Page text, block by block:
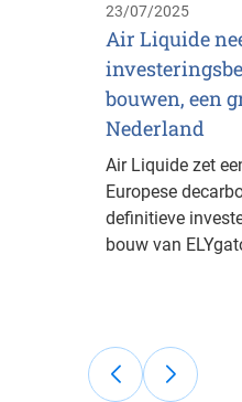
23/07/2025
Air Liquide
bouwen, een
Nederland
Air Liquide zet
Europese
definitieve
bouw van